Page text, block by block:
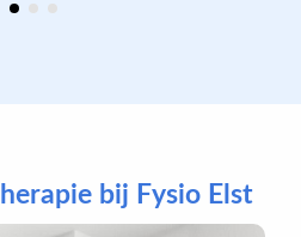
bij Fysio Elst